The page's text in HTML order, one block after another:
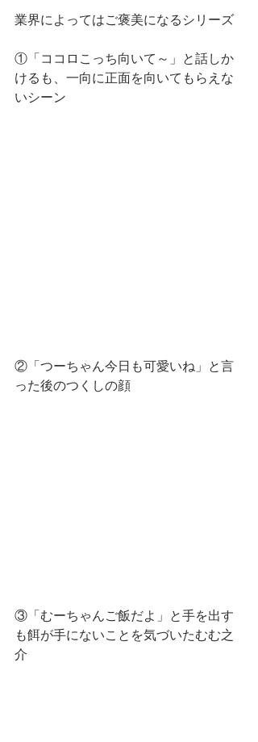
業界によってはご褒美になるシリーズ
①「ココロこっち向いて～」と話しか
けるも、一向に正面を向いてもらえな
いシーン
②「つーちゃん今日も可愛いね」と言
った後のつくしの顔
③「むーちゃんご飯だよ」と手を出す
も餌が手にないことを気づいたむむ之
介